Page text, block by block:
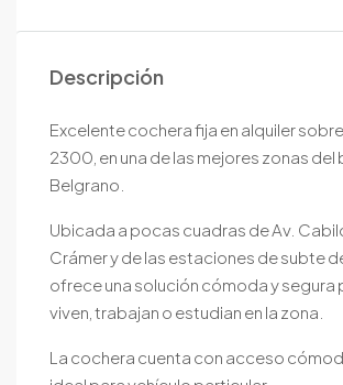
Descripción
Excelente cochera fija en alquiler
2300, en una de las mejores zonas del
Belgrano
Ubicada a pocas cuadras de Av.
Crámer y de las estaciones de subte de
ofrece una solución cómoda y segura
viven, trabajan o estudian en la zona.
La cochera cuenta con acceso